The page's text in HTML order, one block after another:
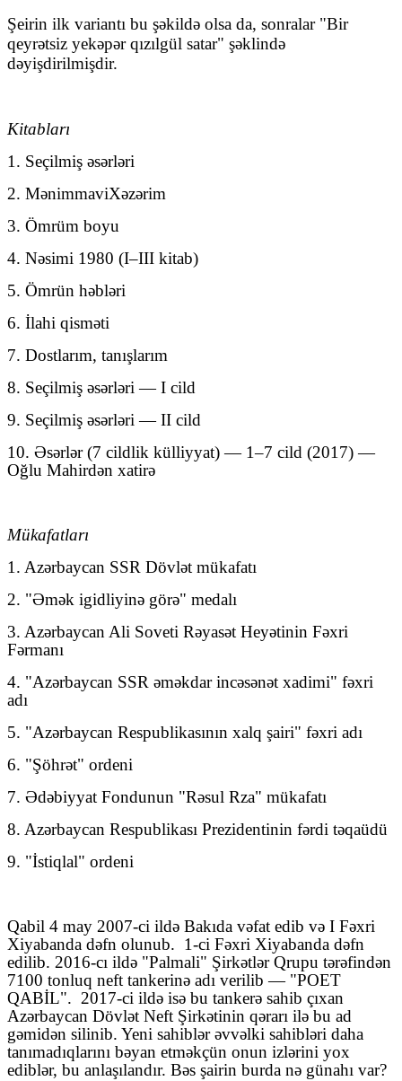
Şeirin ilk variantı bu şəkildə olsa da, sonralar "Bir
qeyrətsiz yekəpər qızılgül satar" şəklində
dəyişdirilmişdir.
Kitabları
1. Seçilmiş əsərləri
2. MənimmaviXəzərim
3. Ömrüm boyu
4. Nəsimi 1980 (I–III kitab)
5. Ömrün həbləri
6. İlahi qisməti
7. Dostlarım, tanışlarım
8. Seçilmiş əsərləri — I cild
9. Seçilmiş əsərləri — II cild
10. Əsərlər (7 cildlik külliyyat) — 1–7 cild (2017) —
Oğlu Mahirdən xatirə
Mükafatları
1. Azərbaycan SSR Dövlət mükafatı
2. "Əmək igidliyinə görə" medalı
3. Azərbaycan Ali Soveti Rəyasət Heyətinin Fəxri
Fərmanı
4. "Azərbaycan SSR əməkdar incəsənət xadimi" fəxri
adı
5. "Azərbaycan Respublikasının xalq şairi" fəxri adı
6. "Şöhrət" ordeni
7. Ədəbiyyat Fondunun "Rəsul Rza" mükafatı
8. Azərbaycan Respublikası Prezidentinin fərdi təqaüdü
9. "İstiqlal" ordeni
Qabil 4 may 2007-ci ildə Bakıda vəfat edib və I Fəxri
Xiyabanda dəfn olunub. 1-ci Fəxri Xiyabanda dəfn
edilib. 2016-cı ildə "Palmali" Şirkətlər Qrupu tərəfindən
7100 tonluq neft tankerinə adı verilib — "POET
QABİL". 2017-ci ildə isə bu tankerə sahib çıxan
Azərbaycan Dövlət Neft Şirkətinin qərarı ilə bu ad
gəmidən silinib. Yeni sahiblər əvvəlki sahibləri daha
tanımadıqlarını bəyan etməkçün onun izlərini yox
ediblər, bu anlaşılandır. Bəs şairin burda nə günahı var?